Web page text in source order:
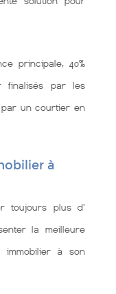
principale, 40%
finalisés par les
un courtier en
à
toujours plus d'
la meilleure
immobilier à son